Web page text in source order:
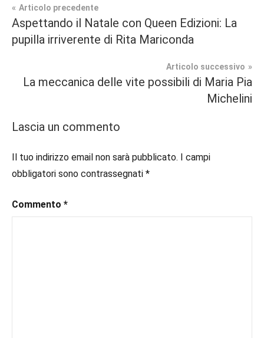
Recensioni
Navigazione
articoli
Articolo precedente
Aspettando il Natale con Queen Edizioni: La
pupilla irriverente di Rita Mariconda
Articolo successivo
La meccanica delle vite possibili di Maria Pia
Michelini
Lascia un commento
Il tuo indirizzo email non sarà pubblicato. I campi
obbligatori sono contrassegnati *
Commento *